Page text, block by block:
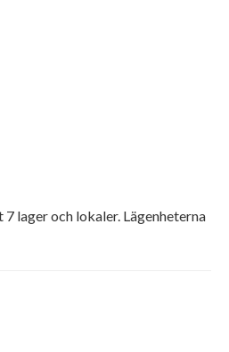
lager och lokaler. Lägenheterna